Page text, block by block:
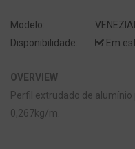
Modelo:
Disponibilidade:
Em
OVERVIEW
Perfil extrudado de alumínio
0,267kg/m.